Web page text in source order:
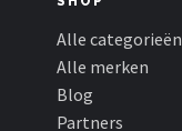
Alle categorieën
Alle merken
Blog
Partners